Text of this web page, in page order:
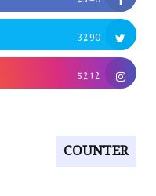
3290
5212
COUNTER